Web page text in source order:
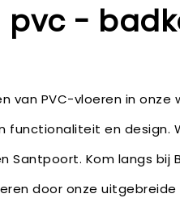
pvc -
van PVC-vloeren in onze
en design.
Santpoort. Kom langs bij
door onze